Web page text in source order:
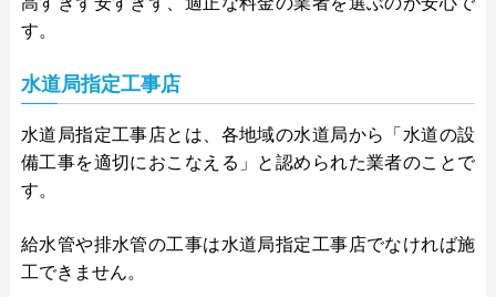
す。
水道局指定工事店
水道局指定工事店とは、各地域の水道局から「水道の設
備工事を適切におこなえる」と認められた業者のことで
す。
給水管や排水管の工事は水道局指定工事店でなければ施
工できません。